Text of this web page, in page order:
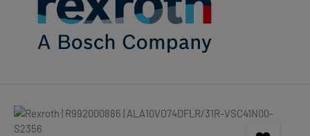
Bildergalerie überspringen